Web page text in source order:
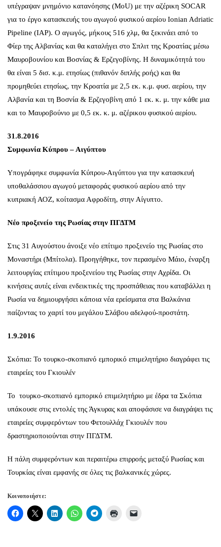
υπέγραψαν μνημόνιο κατανόησης (MoU) με την αζέρικη SOCAR
για το έργο κατασκευής του αγωγού φυσικού αερίου Ionian Adriatic
Pipeline (IAP). Ο αγωγός, μήκους 516 χλμ, θα ξεκινάει από το
Φίερ της Αλβανίας και θα καταλήγει στο Σπλιτ της Κροατίας μέσω
Μαυροβουνίου και Βοσνίας & Ερζεγοβίνης. Η δυναμικότητά του
θα είναι 5 δισ. κ.μ. ετησίως (πιθανόν διπλής ροής) και θα
προμηθεύει ετησίως, την Κροατία με 2,5 εκ. κ.μ. φυσ. αερίου, την
Αλβανία και τη Βοσνία & Ερζεγοβίνη από 1 εκ. κ. μ. την κάθε μια
και το Μαυροβούνιο με 0,5 εκ. κ. μ. αζέρικου φυσικού αερίου.
31.8.2016
Συμφωνία Κύπρου – Αιγύπτου
Υπογράφηκε συμφωνία Κύπρου-Αιγύπτου για την κατασκευή
υποθαλάσσιου αγωγού μεταφοράς φυσικού αερίου από την
κυπριακή ΑΟΖ, κοίτασμα Αφροδίτη, στην Αίγυπτο.
Νέο προξενείο της Ρωσίας στην ΠΓΔΤΜ
Στις 31 Αυγούστου άνοιξε νέο επίτιμο προξενείο της Ρωσίας στο
Μοναστήρι (Μπίτολα). Προηγήθηκε, τον περασμένο Μάιο, έναρξη
λειτουργίας επίτιμου προξενείου της Ρωσίας στην Αχρίδα. Οι
κινήσεις αυτές είναι ενδεικτικές της προσπάθειας που καταβάλλει η
Ρωσία να δημιουργήσει κάποια νέα ερείσματα στα Βαλκάνια
παίζοντας το χαρτί του μεγάλου Σλάβου αδελφού-προστάτη.
1.9.2016
Σκόπια: Το τουρκο-σκοπιανό εμπορικό επιμελητήριο διαγράφει τις
εταιρείες του Γκιουλέν
Το τουρκο-σκοπιανό εμπορικό επιμελητήριο με έδρα τα Σκόπια
υπάκουσε στις εντολές της Άγκυρας και αποφάσισε να διαγράψει τις
εταιρείες συμφερόντων του Φετουλλάχ Γκιουλέν που
δραστηριοποιούνται στην ΠΓΔΤΜ.
Η πάλη συμφερόντων και περαιτέρω επιρροής μεταξύ Ρωσίας και
Τουρκίας είναι εμφανής σε όλες τις βαλκανικές χώρες.
Κοινοποιήστε: